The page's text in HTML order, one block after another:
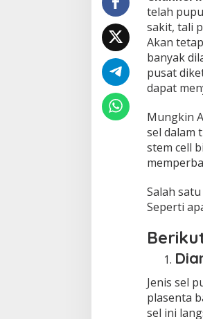
telah
sakit, tali
Akan
banyak
pusat
dapat
Mungkin
sel dalam
stem cell
Salah
Seperti
Jenis sel
plasenta
sel ini